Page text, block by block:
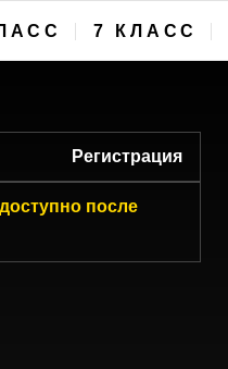
7 КЛАСС
Регистрация
после